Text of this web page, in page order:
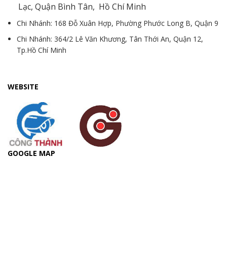
Lạc, Quận Bình Tân, Hồ Chí Minh
Chi Nhánh: 168 Đỗ Xuân Hợp, Phường Phước Long B, Quận 9
Chi Nhánh: 364/2 Lê Văn Khương, Tân Thới An, Quận 12,
Tp.Hồ Chí Minh
WEBSITE
GOOGLE MAP